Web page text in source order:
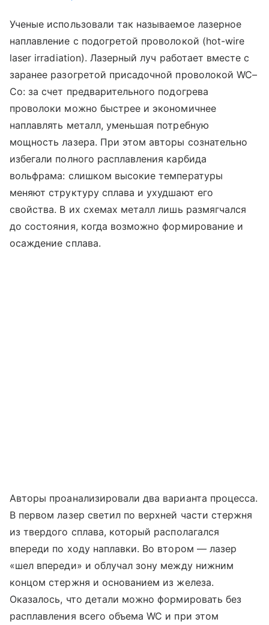
Ученые использовали так называемое лазерное
наплавление с подогретой проволокой (hot-wire
laser irradiation). Лазерный луч работает вместе с
заранее разогретой присадочной проволокой WC–
Co: за счет предварительного подогрева
проволоки можно быстрее и экономичнее
наплавлять металл, уменьшая потребную
мощность лазера. При этом авторы сознательно
избегали полного расплавления карбида
вольфрама: слишком высокие температуры
меняют структуру сплава и ухудшают его
свойства. В их схемах металл лишь размягчался
до состояния, когда возможно формирование и
осаждение сплава.
Авторы проанализировали два варианта процесса.
В первом лазер светил по верхней части стержня
из твердого сплава, который располагался
впереди по ходу наплавки. Во втором — лазер
«шел впереди» и облучал зону между нижним
концом стержня и основанием из железа.
Оказалось, что детали можно формировать без
расплавления всего объема WC и при этом